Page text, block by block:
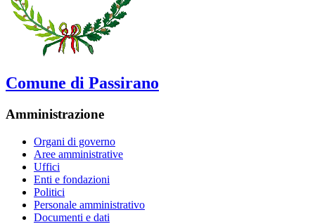
Comune di Passirano
Amministrazione
Organi di governo
Aree amministrative
Uffici
Enti e fondazioni
Politici
Personale amministrativo
Documenti e dati